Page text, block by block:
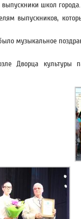
школ города.
выпускников,
музыкальное
Дворца культуры